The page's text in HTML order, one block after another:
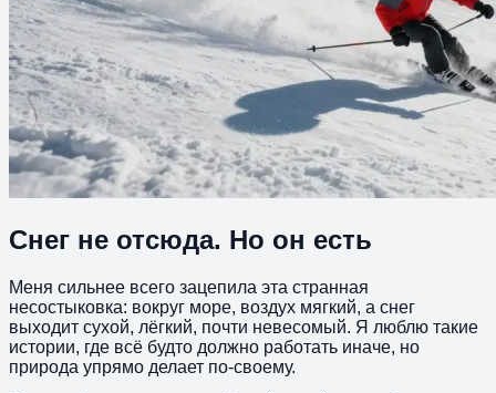
Снег не отсюда. Но он есть
Меня сильнее всего зацепила эта странная
несостыковка: вокруг море, воздух мягкий, а снег
выходит сухой, лёгкий, почти невесомый. Я люблю такие
истории, где всё будто должно работать иначе, но
природа упрямо делает по-своему.